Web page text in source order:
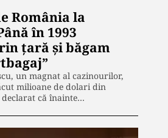
România la
în 1993
țară și băgam
un magnat al cazinourilor,
milioane de dolari din
declarat că înainte…